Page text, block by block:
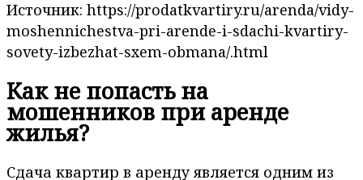
Источник: https://prodatkvartiry.ru/arenda/vidy-
moshennichestva-pri-arende-i-sdachi-kvartiry-
sovety-izbezhat-sxem-obmana/.html
Как не попасть на
мошенников при аренде
жилья?
Сдача квартир в аренду является одним из